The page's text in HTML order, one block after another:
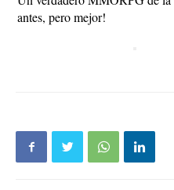
antes, pero mejor!